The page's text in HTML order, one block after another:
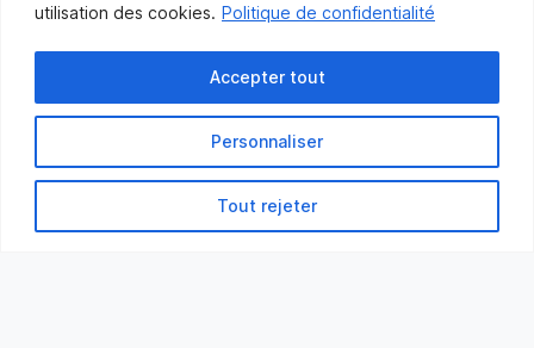
utilisation des cookies. Politique de confidentialité
Personnaliser
Tout rejeter
Accepter tout
Abonnez-vous pour recevoir les nouvelles
de la Municipalité par courriel.